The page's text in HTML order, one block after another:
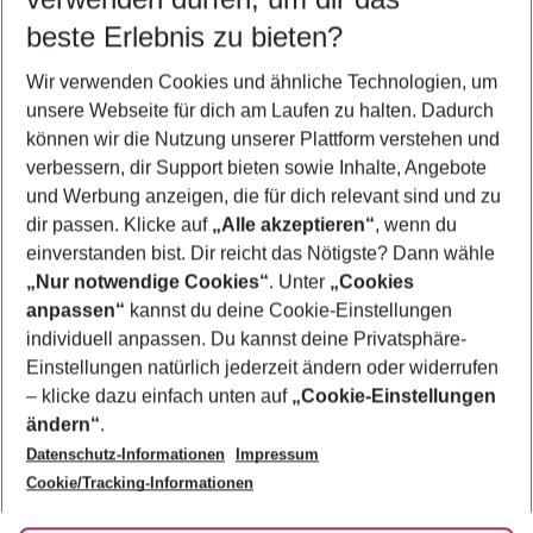
5-8 Nächte
2 Erwachsene Keine Kinder
Mehr Filter anzeigen
Footer
Footer navigation
Über uns
AGB
Bestpreisgarantie
Cookie-Einstellungen ändern
Cookie-Richtlinie
Agenturbetreuung
Barrierefreies Reisen
Folge uns
beste Erlebnis zu bieten?
Wir verwenden Cookies und ähnliche Technologien, um
unsere Webseite für dich am Laufen zu halten. Dadurch
können wir die Nutzung unserer Plattform verstehen und
verbessern, dir Support bieten sowie Inhalte, Angebote
und Werbung anzeigen, die für dich relevant sind und zu
dir passen. Klicke auf „Alle akzeptieren“, wenn du
einverstanden bist. Dir reicht das Nötigste? Dann wähle
„Nur notwendige Cookies“. Unter „Cookies
anpassen“ kannst du deine Cookie-Einstellungen
individuell anpassen. Du kannst deine Privatsphäre-
Einstellungen natürlich jederzeit ändern oder widerrufen
– klicke dazu einfach unten auf „Cookie-Einstellungen
ändern“.
Datenschutz-Informationen
Impressum
Cookie/Tracking-Informationen